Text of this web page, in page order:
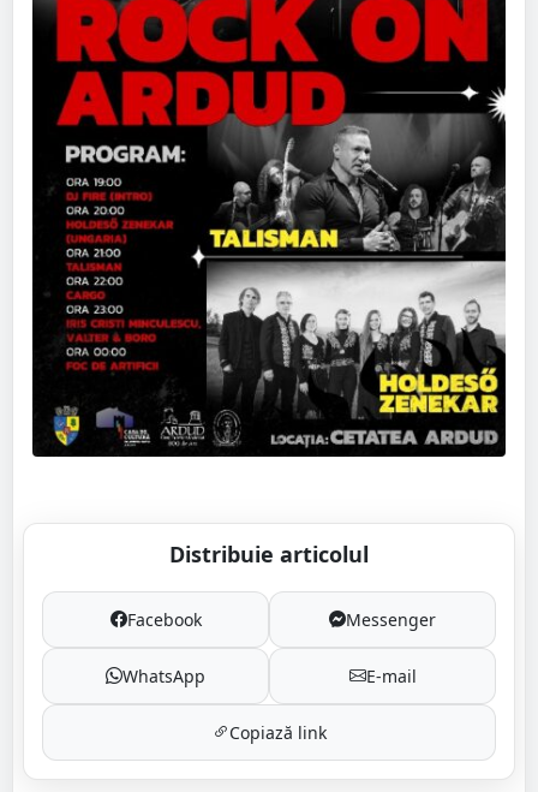
Distribuie articolul
Facebook Messenger
WhatsApp E-mail
Copiază link